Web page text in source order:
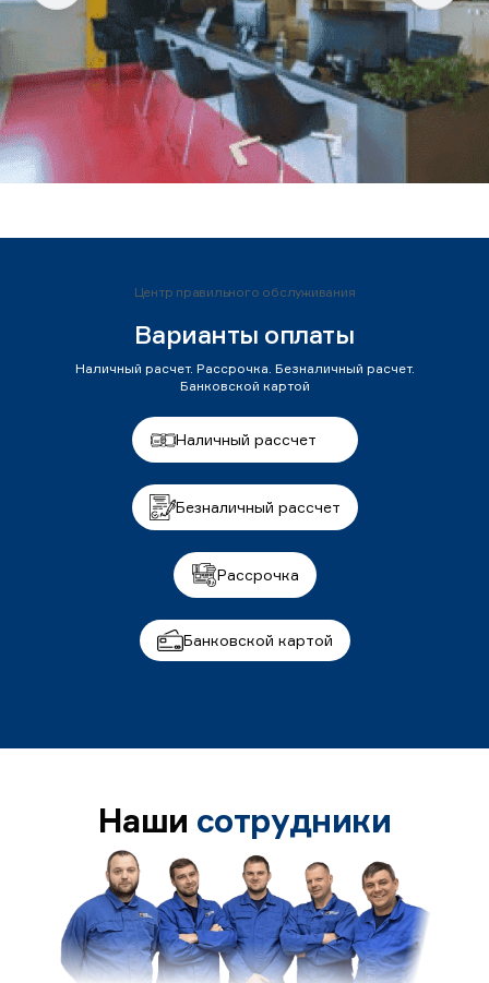
Центр правильного обслуживания
Варианты оплаты
Наличный расчет. Рассрочка. Безналичный расчет.
Банковской картой
Наличный рассчет
Безналичный рассчет
Рассрочка
Банковской картой
Наши сотрудники